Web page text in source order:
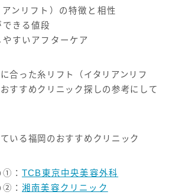
ンリフト）の特徴と相性
きる値段
すいアフターケア
合った糸リフト（イタリアンリフ
すすめクリニック探しの参考にして
いる福岡のおすすめクリニック
①： TCB東京中央美容外科
②： 湘南美容クリニック